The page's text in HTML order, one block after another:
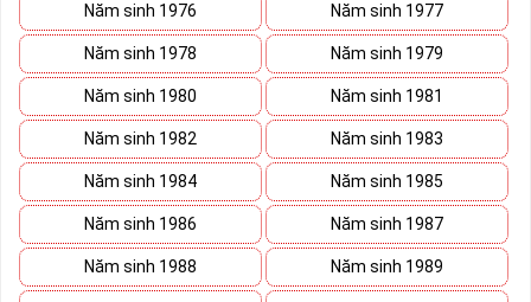
Năm sinh 1976 Năm sinh 1977
Năm sinh 1978 Năm sinh 1979
Năm sinh 1980 Năm sinh 1981
Năm sinh 1982 Năm sinh 1983
Năm sinh 1984 Năm sinh 1985
Năm sinh 1986 Năm sinh 1987
Năm sinh 1988 Năm sinh 1989